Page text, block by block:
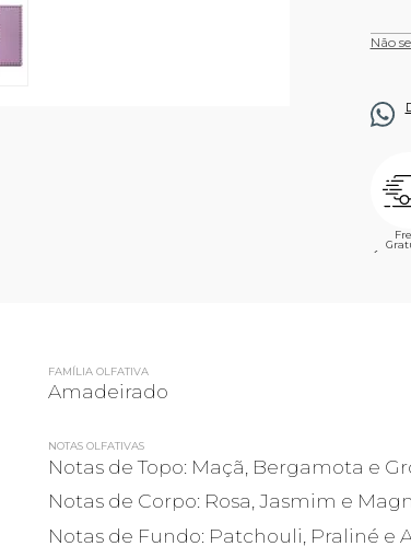
Não
´
FAMÍLIA OLFATIVA
Amadeirado
NOTAS OLFATIVAS
Notas de Topo: Maçã, Bergamota e
Notas de Corpo: Rosa, Jasmim e
Notas de Fundo: Patchouli, Praliné e